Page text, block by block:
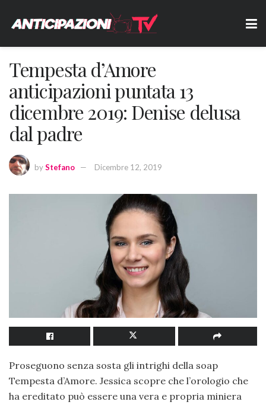
Tempesta d’Amore
anticipazioni puntata 13
dicembre 2019: Denise delusa
dal padre
byStefano Dicembre 12, 2019
Proseguono senza sosta gli intrighi della soap
Tempesta d’Amore. Jessica scopre che l’orologio che
ha ereditato può essere una vera e propria miniera